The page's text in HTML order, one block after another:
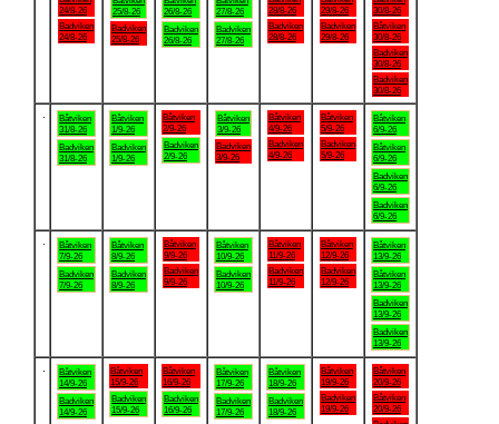
24/8-26
Badviken
24/8-26
25/8-26
Badviken
25/8-26
26/8-26
Badviken
26/8-26
27/8-26
Badviken
27/8-26
28/8-26
Badviken
28/8-26
29/8-26
Badviken
29/8-26
30/8-26
Båtviken
30/8-26
Badviken
30/8-26
Badviken
30/8-26
Båtviken
31/8-26
Badviken
31/8-26
Båtviken
1/9-26
Badviken
1/9-26
Båtviken
2/9-26
Badviken
2/9-26
Båtviken
3/9-26
Badviken
3/9-26
Båtviken
4/9-26
Badviken
4/9-26
Båtviken
5/9-26
Badviken
5/9-26
Båtviken
6/9-26
Båtviken
6/9-26
Badviken
6/9-26
Badviken
6/9-26
Båtviken
7/9-26
Badviken
7/9-26
Båtviken
8/9-26
Badviken
8/9-26
Båtviken
9/9-26
Badviken
9/9-26
Båtviken
10/9-26
Badviken
10/9-26
Båtviken
11/9-26
Badviken
11/9-26
Båtviken
12/9-26
Badviken
12/9-26
Båtviken
13/9-26
Båtviken
13/9-26
Badviken
13/9-26
Badviken
13/9-26
Båtviken
14/9-26
Badviken
14/9-26
Båtviken
15/9-26
Badviken
15/9-26
Båtviken
16/9-26
Badviken
16/9-26
Båtviken
17/9-26
Badviken
17/9-26
Båtviken
18/9-26
Badviken
18/9-26
Båtviken
19/9-26
Badviken
19/9-26
Båtviken
20/9-26
Båtviken
20/9-26